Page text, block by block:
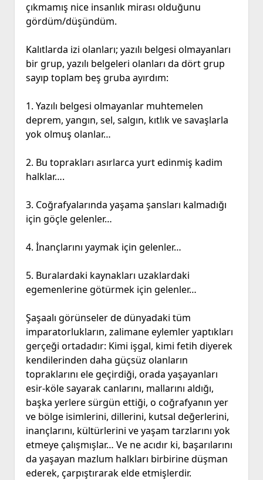
çıkmamış nice insanlık mirası olduğunu
gördüm/düşündüm.
Kalıtlarda izi olanları; yazılı belgesi olmayanları
bir grup, yazılı belgeleri olanları da dört grup
sayıp toplam beş gruba ayırdım:
1. Yazılı belgesi olmayanlar muhtemelen
deprem, yangın, sel, salgın, kıtlık ve savaşlarla
yok olmuş olanlar…
2. Bu toprakları asırlarca yurt edinmiş kadim
halklar….
3. Coğrafyalarında yaşama şansları kalmadığı
için göçle gelenler…
4. İnançlarını yaymak için gelenler…
5. Buralardaki kaynakları uzaklardaki
egemenlerine götürmek için gelenler…
Şaşaalı görünseler de dünyadaki tüm
imparatorlukların, zalimane eylemler yaptıkları
gerçeği ortadadır: Kimi işgal, kimi fetih diyerek
kendilerinden daha güçsüz olanların
topraklarını ele geçirdiği, orada yaşayanları
esir-köle sayarak canlarını, mallarını aldığı,
başka yerlere sürgün ettiği, o coğrafyanın yer
ve bölge isimlerini, dillerini, kutsal değerlerini,
inançlarını, kültürlerini ve yaşam tarzlarını yok
etmeye çalışmışlar… Ve ne acıdır ki, başarılarını
da yaşayan mazlum halkları birbirine düşman
ederek, çarpıştırarak elde etmişlerdir.